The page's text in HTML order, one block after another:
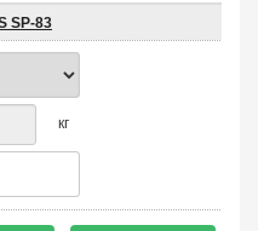
SP-83
кг